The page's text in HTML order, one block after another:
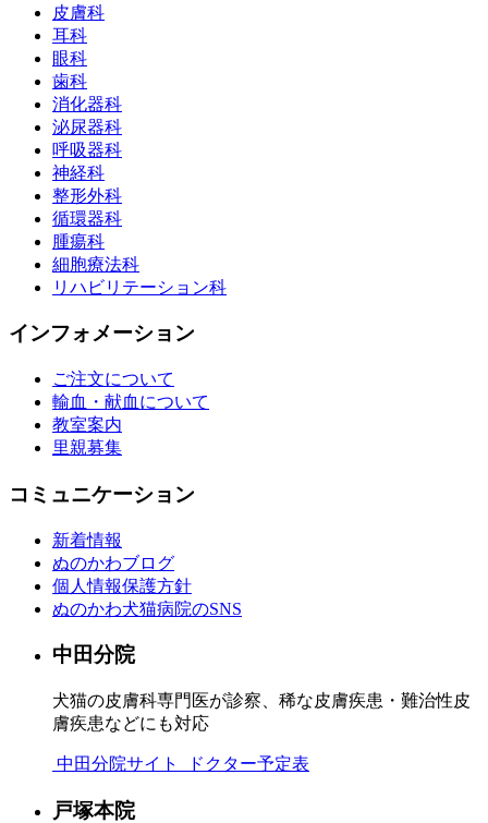
皮膚科
耳科
眼科
歯科
消化器科
泌尿器科
呼吸器科
神経科
整形外科
循環器科
腫瘍科
細胞療法科
リハビリテーション科
インフォメーション
ご注文について
輸血・献血について
教室案内
里親募集
コミュニケーション
新着情報
ぬのかわブログ
個人情報保護方針
ぬのかわ犬猫病院のSNS
中田分院
犬猫の皮膚科専門医が診察、稀な皮膚疾患・難治性皮
膚疾患などにも対応
中田分院サイト ドクター予定表
戸塚本院